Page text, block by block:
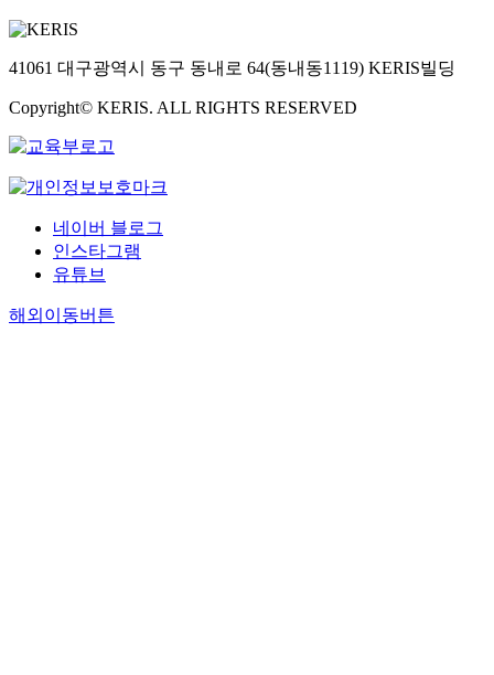
41061 대구광역시 동구 동내로 64(동내동1119) KERIS빌딩
Copyright© KERIS. ALL RIGHTS RESERVED
네이버 블로그
인스타그램
유튜브
해외이동버튼